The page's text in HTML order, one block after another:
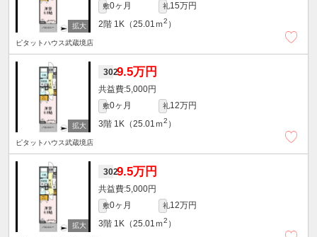
敷0ヶ月 礼15万円
2階 1K（25.01ｍ2 ）
ピタットハウス武蔵境店
3029.5万円
5,000円
敷0ヶ月 礼12万円
3階 1K（25.01ｍ2 ）
ピタットハウス武蔵境店
3029.5万円
5,000円
敷0ヶ月 礼12万円
3階 1K（25.01ｍ2 ）